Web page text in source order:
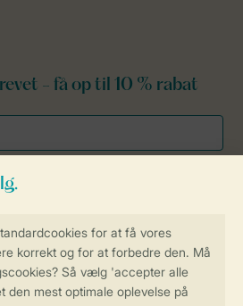
booking
- få op til 10 % rabat